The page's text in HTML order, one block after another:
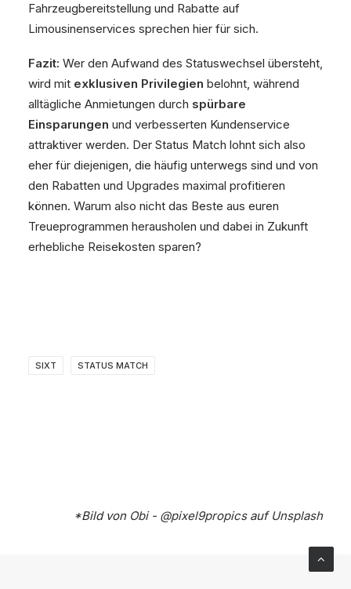
Fahrzeugbereitstellung und Rabatte auf
Limousinenservices sprechen hier für sich.
Fazit: Wer den Aufwand des Statuswechsel übersteht,
wird mit exklusiven Privilegien belohnt, während
alltägliche Anmietungen durch spürbare
Einsparungen und verbesserten Kundenservice
attraktiver werden. Der Status Match lohnt sich also
eher für diejenigen, die häufig unterwegs sind und von
den Rabatten und Upgrades maximal profitieren
können. Warum also nicht das Beste aus euren
Treueprogrammen herausholen und dabei in Zukunft
erhebliche Reisekosten sparen?
SIXT STATUS MATCH
*Bild von Obi - @pixel9propicsauf Unsplash